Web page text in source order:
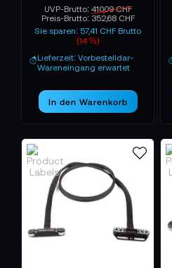
UVP-Brutto: 410,09 CHF
Preis-Brutto: 352,68 CHF
Sie sparen: 57,41 CHF Brutto
(14 %)
Lieferzeit: Vorbestelldar-
Wareneingang erwartet
In den Warenkorb